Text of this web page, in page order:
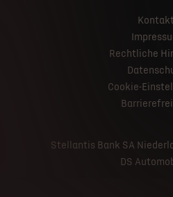
Kontakt
Rechtliche
Cookie-
Stellantis Bank SA
DS